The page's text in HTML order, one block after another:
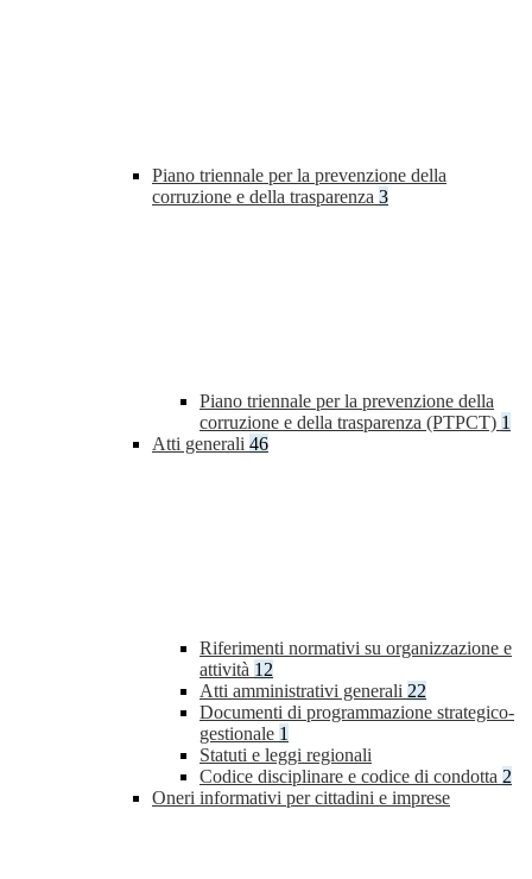
Piano triennale per la prevenzione della
corruzione e della trasparenza 3
Piano triennale per la prevenzione della
corruzione e della trasparenza (PTPCT) 1
Atti generali 46
Riferimenti normativi su organizzazione e
attività 12
Atti amministrativi generali 22
Documenti di programmazione strategico-
gestionale 1
Statuti e leggi regionali
Codice disciplinare e codice di condotta 2
Oneri informativi per cittadini e imprese